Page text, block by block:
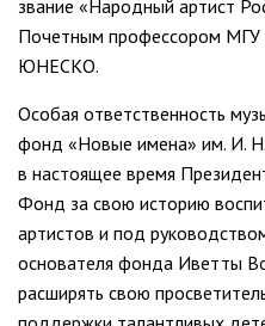
звание «Народный артист
Почетным профессором МГУ
ЮНЕСКО.
Особая ответственность
фонд «Новые имена» им. И.
в настоящее время
Фонд за свою историю
артистов и под
основателя фонда Иветты
расширять свою